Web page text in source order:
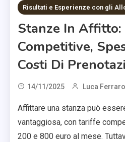
Risultati e Esperienze con gli
Stanze In
Competitive,
Costi Di
14/11/2025 Luca Ferraro
Affittare una stanza può
vantaggiosa, con tariffe
200 e 800 euro al mese.